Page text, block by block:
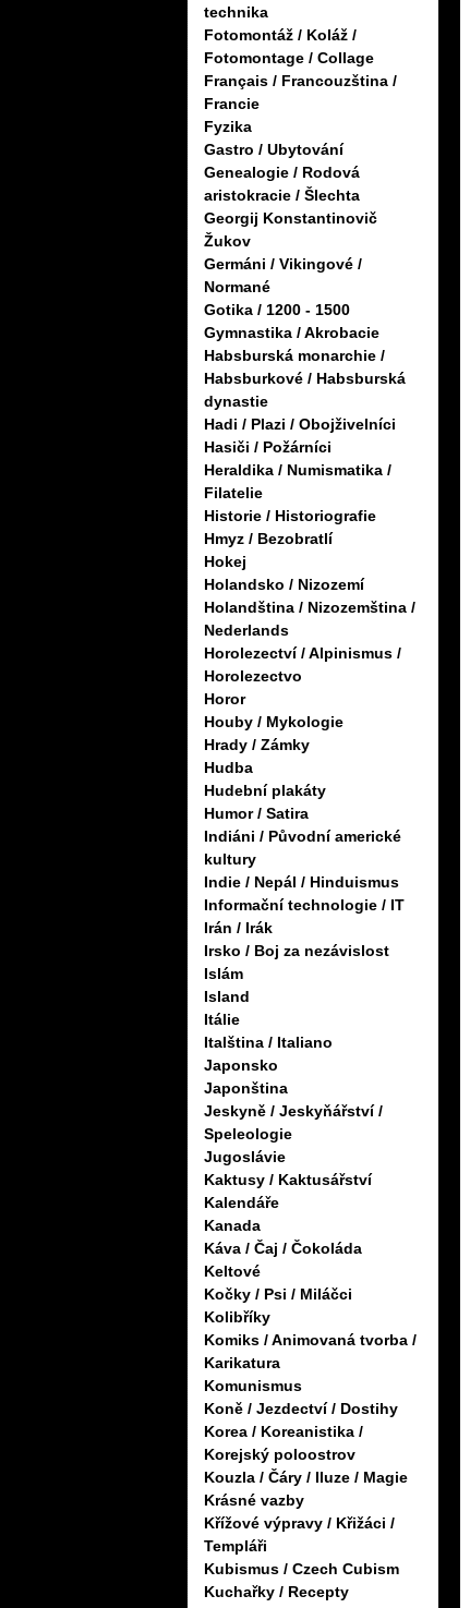
technika
Fotomontáž / Koláž /
Fotomontage / Collage
Français / Francouzština /
Francie
Fyzika
Gastro / Ubytování
Genealogie / Rodová
aristokracie / Šlechta
Georgij Konstantinovič
Žukov
Germáni / Vikingové /
Normané
Gotika / 1200 - 1500
Gymnastika / Akrobacie
Habsburská monarchie /
Habsburkové / Habsburská
dynastie
Hadi / Plazi / Obojživelníci
Hasiči / Požárníci
Heraldika / Numismatika /
Filatelie
Historie / Historiografie
Hmyz / Bezobratlí
Hokej
Holandsko / Nizozemí
Holandština / Nizozemština /
Nederlands
Horolezectví / Alpinismus /
Horolezectvo
Horor
Houby / Mykologie
Hrady / Zámky
Hudba
Hudební plakáty
Humor / Satira
Indiáni / Původní americké
kultury
Indie / Nepál / Hinduismus
Informační technologie / IT
Irán / Irák
Irsko / Boj za nezávislost
Islám
Island
Itálie
Italština / Italiano
Japonsko
Japonština
Jeskyně / Jeskyňářství /
Speleologie
Jugoslávie
Kaktusy / Kaktusářství
Kalendáře
Kanada
Káva / Čaj / Čokoláda
Keltové
Kočky / Psi / Miláčci
Kolibříky
Komiks / Animovaná tvorba /
Karikatura
Komunismus
Koně / Jezdectví / Dostihy
Korea / Koreanistika /
Korejský poloostrov
Kouzla / Čáry / Iluze / Magie
Krásné vazby
Křížové výpravy / Křižáci /
Templáři
Kubismus / Czech Cubism
Kuchařky / Recepty